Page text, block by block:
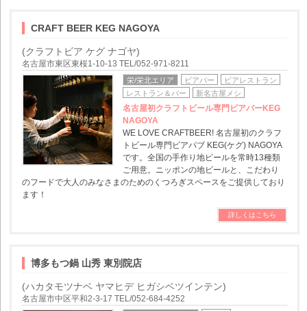
CRAFT BEER KEG NAGOYA
(クラフトビア ケグ ナゴヤ)
名古屋市東区東桜1-10-13 TEL/052-971-8211
栄/栄北エリア ビアバー
ビアレストラン
レストラン＆バー
新名古屋メシ
名古屋初クラフトビール専門ビアバーKEG
NAGOYA
WE LOVE CRAFTBEER! 名古屋初のクラフ
トビール専門ビアパブ KEG(ケグ) NAGOYA
です。全国の手作り地ビールを常時13種類
ご用意。ニッポンの地ビールと、こだわり
のフードで大人のみなさまのためのくつろぎスペースをご提供しており
ます！
詳しくはこちら
博多もつ鍋 山秀 東別院店
(ハカタモツナベ ヤマヒデ ヒガシベツインテン)
名古屋市中区平和2-3-17 TEL/052-684-4252